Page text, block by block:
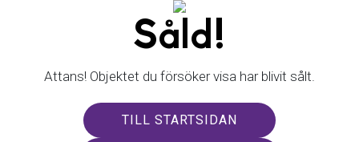
Såld!
Attans! Objektet du försöker visa har blivit sålt.
TILL STARTSIDAN